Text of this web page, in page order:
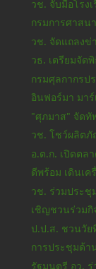
วช. จับมือโรง
กรมการศาสน
วช. จัดแถลงข่
วธ. เตรียมจัด
กรมศุลกากรป
อินฟอร์มา มา
"ศุภมาส" จัดทั
วช. โชว์ผลิตภั
อ.ต.ก. เปิดตล
ดีพร้อม เดินเค
วช. ร่วมประชุ
เชิญชวนร่วมกิ
ป.ป.ส. ชวนวัย
การประชุมด้า
รัฐมนตรี อว. ร่